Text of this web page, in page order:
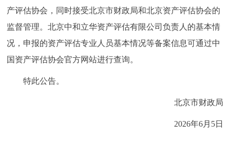
产评估协会，同时接受北京市财政局和北京资产评估协会的
监督管理。北京中和立华资产评估有限公司负责人的基本情
况，申报的资产评估专业人员基本情况等备案信息可通过中
国资产评估协会官方网站进行查询。
特此公告。
北京市财政局
2026年6月5日